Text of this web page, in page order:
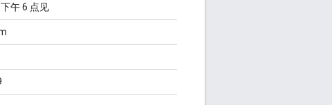
午 6 点见